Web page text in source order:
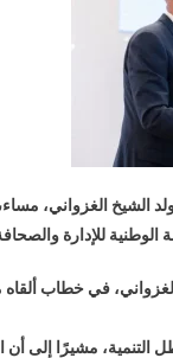
ويؤكد
حربه
الغزواني،
في خطاب
التنمية، مشيرًا إلى